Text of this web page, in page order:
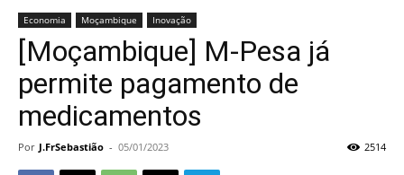
Economia Moçambique Inovação
[Moçambique] M-Pesa já
permite pagamento de
medicamentos
Por J.FrSebastião - 05/01/2023 2514